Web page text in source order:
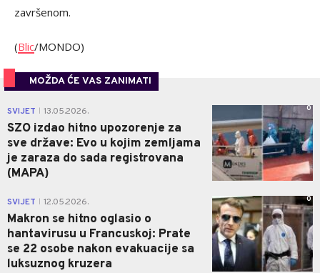
završenom.
(Blic/MONDO)
MOŽDA ĆE VAS ZANIMATI
SVIJET 13.05.2026.
SZO izdao hitno upozorenje za
sve države: Evo u kojim zemljama
je zaraza do sada registrovana
(MAPA)
0
SVIJET 12.05.2026.
Makron se hitno oglasio o
hantavirusu u Francuskoj: Prate
se 22 osobe nakon evakuacije sa
luksuznog kruzera
0